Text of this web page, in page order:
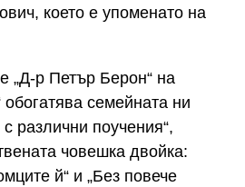
което е упоменато на
„Д-р Петър Берон“ на
обогатява семейната ни
различни поучения“,
човешка двойка:
й“ и „Без повече